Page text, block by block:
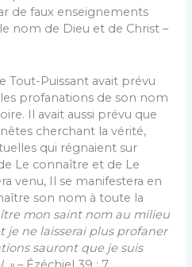
de faux enseignements
nom de Dieu et de Christ –
Tout-Puissant avait prévu
profanations de son nom
Il avait aussi prévu que
cherchant la vérité,
qui régnaient sur
Le connaître et de Le
venu, Il se manifestera en
son nom à toute la
mon saint nom au milieu
je ne laisserai plus profaner
sauront que je suis